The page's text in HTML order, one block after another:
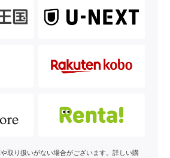
取り扱いがない場合がございます。詳しい購